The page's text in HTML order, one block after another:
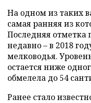
На одном из таких
самая ранняя из
Последняя отметка
недавно – в 2018
мелководья.
остается ниже
обмелела до 54
Ранее стало